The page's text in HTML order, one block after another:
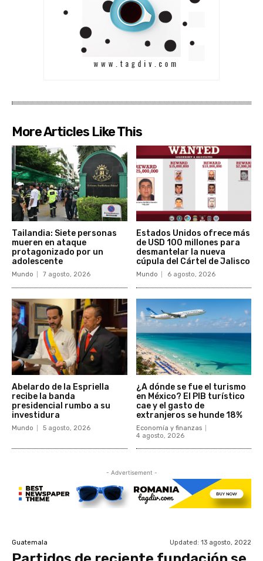
More Articles Like This
Tailandia: Siete personas
mueren en ataque
protagonizado por un
adolescente
Mundo 7 agosto, 2026
Estados Unidos ofrece más
de USD 100 millones para
desmantelar la nueva
cúpula del Cártel de Jalisco
Mundo 6 agosto, 2026
Abelardo de la Espriella
recibe la banda
presidencial rumbo a su
investidura
Mundo 5 agosto, 2026
¿A dónde se fue el turismo
en México? El PIB turístico
cae y el gasto de
extranjeros se hunde 18%
Economía y finanzas
4 agosto, 2026
- Advertisement -